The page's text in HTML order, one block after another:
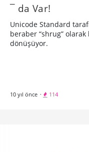
¯ da Var!
Unicode Standard
beraber “shrug”
dönüşüyor.
10 yıl önce · 114